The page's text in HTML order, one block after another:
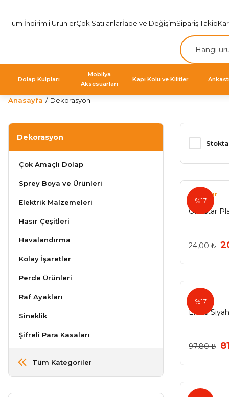
Tüm İndirimli ÜrünlerÇok Satılanlarİade ve DeğişimSipariş Takip
Dolap Kulpları
Mobilya
Aksesuarları
Kapı Kolu ve Kilitler
Anasayfa Dekorasyon
Dekorasyon
Çok Amaçlı Dolap
Sprey Boya ve Ürünleri
Elektrik Malzemeleri
Hasır Çeşitleri
Havalandırma
Kolay İşaretler
Perde Ürünleri
Raf Ayakları
Sineklik
Şifreli Para Kasaları
Tüm Kategoriler
%17
Onestar
Onestar
24,00 ₺
%17
Ermo
Ermo
97,80 ₺